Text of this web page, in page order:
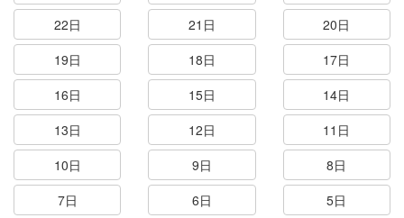
22日
21日
20日
19日
18日
17日
16日
15日
14日
13日
12日
11日
10日
9日
8日
7日
6日
5日